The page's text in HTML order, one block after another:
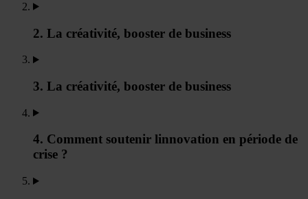
2. La créativité, booster de business
3. La créativité, booster de business
4. Comment soutenir linnovation en période de
crise ?